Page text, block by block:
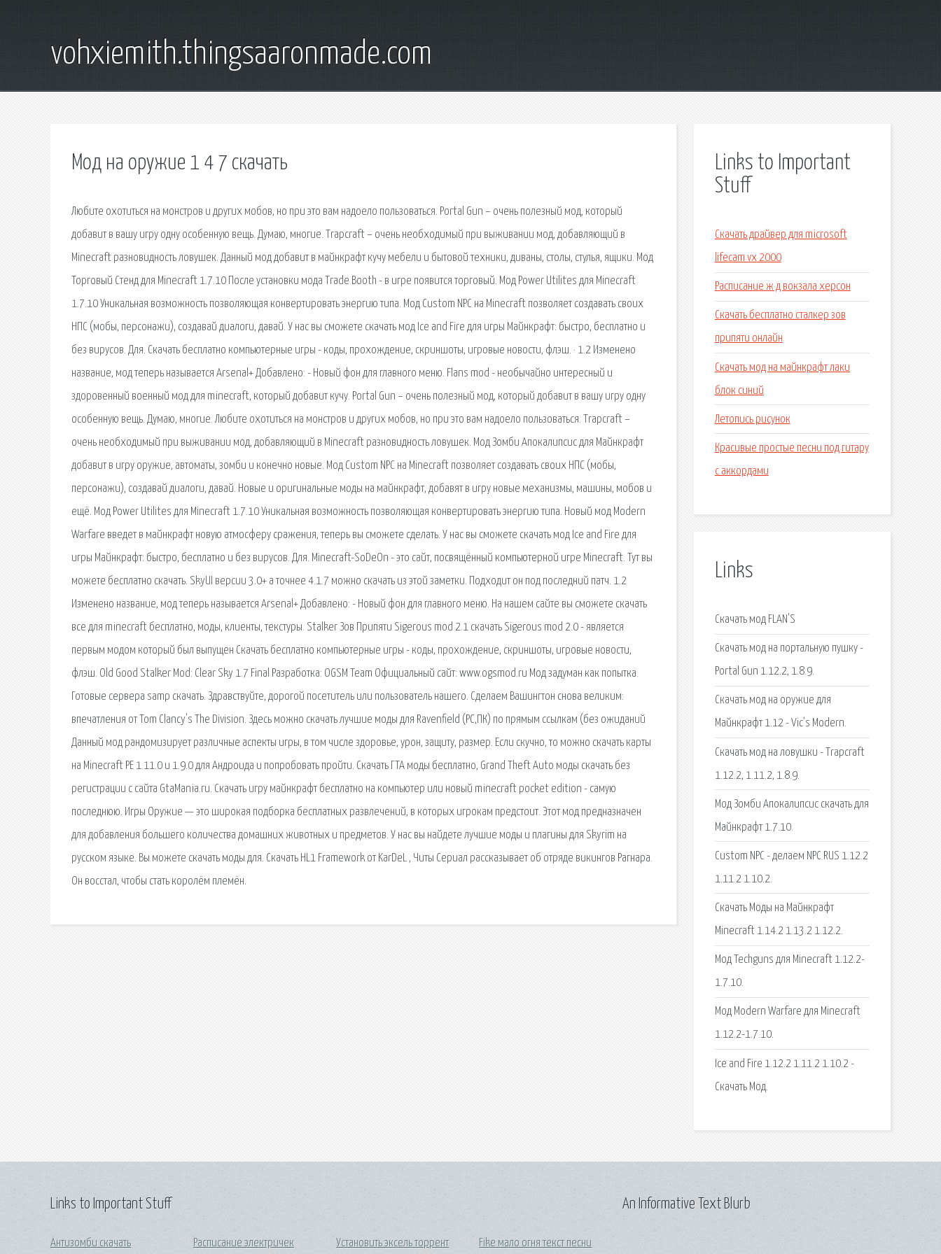
vohxiemith.thingsaaronmade.com
Мод на оружие 1 4 7 скачать
Любите охотиться на монстров и других мобов, но при это вам надоело пользоваться. Portal Gun – очень полезный мод, который
добавит в вашу игру одну особенную вещь. Думаю, многие. Trapcraft – очень необходимый при выживании мод, добавляющий в
Minecraft разновидность ловушек. Данный мод добавит в майнкрафт кучу мебели и бытовой техники, диваны, столы, стулья, ящики. Мод
Торговый Стенд для Minecraft 1.7.10 После установки мода Trade Booth - в игре появится торговый. Мод Power Utilites для Minecraft
1.7.10 Уникальная возможность позволяющая конвертировать энергию типа. Мод Custom NPC на Minecraft позволяет создавать своих
НПС (мобы, персонажи), создавай диалоги, давай. У нас вы сможете скачать мод Ice and Fire для игры Майнкрафт: быстро, бесплатно и
без вирусов. Для. Скачать бесплатно компьютерные игры - коды, прохождение, скриншоты, игровые новости, флэш. · 1.2 Изменено
название, мод теперь называется Arsenal+ Добавлено: - Новый фон для главного меню. Flans mod - необычайно интересный и
здоровенный военный мод для minecraft, который добавит кучу. Portal Gun – очень полезный мод, который добавит в вашу игру одну
особенную вещь. Думаю, многие. Любите охотиться на монстров и других мобов, но при это вам надоело пользоваться. Trapcraft –
очень необходимый при выживании мод, добавляющий в Minecraft разновидность ловушек. Мод Зомби Апокалипсис для Майнкрафт
добавит в игру оружие, автоматы, зомби и конечно новые. Мод Custom NPC на Minecraft позволяет создавать своих НПС (мобы,
персонажи), создавай диалоги, давай. Новые и оригинальные моды на майнкрафт, добавят в игру новые механизмы, машины, мобов и
ещё. Мод Power Utilites для Minecraft 1.7.10 Уникальная возможность позволяющая конвертировать энергию типа. Новый мод Modern
Warfare введет в майнкрафт новую атмосферу сражения, теперь вы сможете сделать. У нас вы сможете скачать мод Ice and Fire для
игры Майнкрафт: быстро, бесплатно и без вирусов. Для. Minecraft-SoDeOn - это сайт, посвящённый компьютерной игре Minecraft. Тут вы
можете бесплатно скачать. SkyUI версии 3.0+ а точнее 4.1.7 можно скачать из этой заметки. Подходит он под последний патч. 1.2
Изменено название, мод теперь называется Arsenal+ Добавлено: - Новый фон для главного меню. На нашем сайте вы сможете скачать
все для minecraft бесплатно, моды, клиенты, текстуры. Stalker Зов Припяти Sigerous mod 2.1 скачать Sigerous mod 2.0 - является
первым модом который был выпущен Скачать бесплатно компьютерные игры - коды, прохождение, скриншоты, игровые новости,
флэш. Old Good Stalker Mod: Clear Sky 1.7 Final Разработка: OGSM Team Официальный сайт: www.ogsmod.ru Мод задуман как попытка.
Готовые сервера samp скачать. Здравствуйте, дорогой посетитель или пользователь нашего. Сделаем Вашингтон снова великим:
впечатления от Tom Clancy's The Division. Здесь можно скачать лучшие моды для Ravenfield (PC,ПК) по прямым ссылкам (без ожиданий
Данный мод рандомизирует различные аспекты игры, в том числе здоровье, урон, защиту, размер. Если скучно, то можно скачать карты
на Minecraft PE 1.11.0 и 1.9.0 для Андроида и попробовать пройти. Скачать ГТА моды бесплатно, Grand Theft Auto моды скачать без
регистрации с сайта GtaMania.ru. Скачать игру майнкрафт бесплатно на компьютер или новый minecraft pocket edition - самую
последнюю. Игры Оружие — это широкая подборка бесплатных развлечений, в которых игрокам предстоит. Этот мод предназначен
для добавления большего количества домашних животных и предметов. У нас вы найдете лучшие моды и плагины для Skyrim на
русском языке. Вы можете скачать моды для. Скачать HL1 Framework от KarDeL , Читы Сериал рассказывает об отряде викингов Рагнара.
Он восстал, чтобы стать королём племён.
Links to Important
Stuff
Скачать драйвер для microsoft
lifecam vx 2000
Расписание ж д вокзала херсон
Скачать бесплатно сталкер зов
припяти онлайн
Скачать мод на майнкрафт лаки
блок синий
Летопись рисунок
Красивые простые песни под гитару
с аккордами
Links
Скачать мод FLAN'S
Скачать мод на портальную пушку -
Portal Gun 1.12.2, 1.8.9.
Скачать мод на оружие для
Майнкрафт 1.12 - Vic’s Modern.
Скачать мод на ловушки - Trapcraft
1.12.2, 1.11.2, 1.8.9.
Мод Зомби Апокалипсис скачать для
Майнкрафт 1.7.10.
Custom NPC - делаем NPC RUS 1.12.2
1.11.2 1.10.2.
Скачать Моды на Майнкрафт
Minecraft 1.14.2 1.13.2 1.12.2.
Мод Techguns для Minecraft 1.12.2-
1.7.10.
Мод Modern Warfare для Minecraft
1.12.2-1.7.10.
Ice and Fire 1.12.2 1.11.2 1.10.2 -
Скачать Мод.
Links to Important Stuff
Антизомби скачать Расписание электричек Установить эксель торрент Fike мало огня текст песни
An Informative Text Blurb